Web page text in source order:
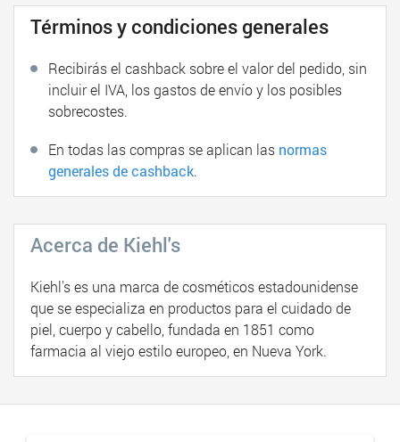
Términos y condiciones generales
Recibirás el cashback sobre el valor del pedido, sin
incluir el IVA, los gastos de envío y los posibles
sobrecostes.
En todas las compras se aplican las normas
generales de cashback.
Acerca de Kiehl's
Kiehl's es una marca de cosméticos estadounidense
que se especializa en productos para el cuidado de
piel, cuerpo y cabello, fundada en 1851 como
farmacia al viejo estilo europeo, en Nueva York.